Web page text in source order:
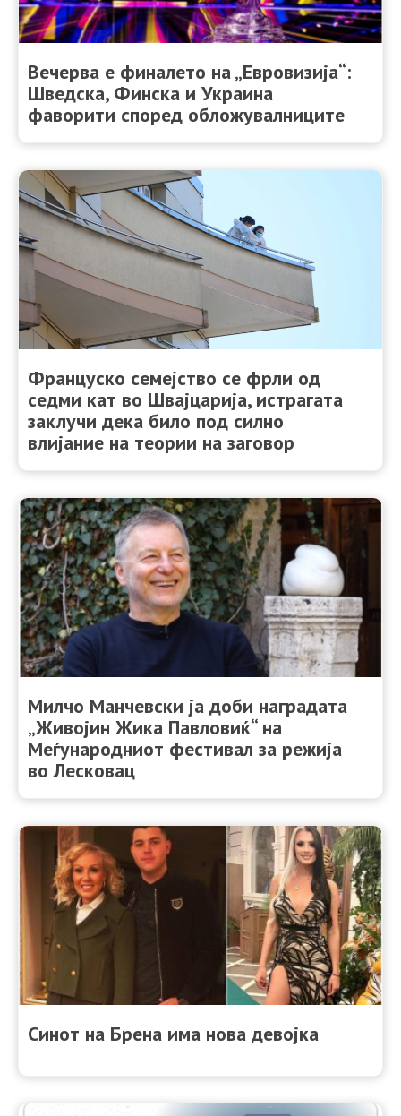
Вечерва е финалето на „Евровизија“:
Шведска, Финска и Украина
фаворити според обложувалниците
Француско семејство се фрли од
седми кат во Швајцарија, истрагата
заклучи дека било под силно
влијание на теории на заговор
Милчо Манчевски ја доби наградата
„Живојин Жика Павловиќ“ на
Меѓународниот фестивал за режија
во Лесковац
Синот на Брена има нова девојка